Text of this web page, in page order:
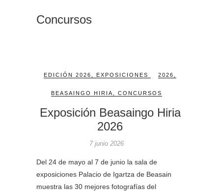
Concursos
EDICIÓN 2026 EXPOSICIONES 2026
BEASAINGO HIRIA CONCURSOS
Exposición Beasaingo Hiria
2026
7 junio 2026
Del 24 de mayo al 7 de junio la sala de
exposiciones Palacio de Igartza de Beasain
muestra las 30 mejores fotografías del